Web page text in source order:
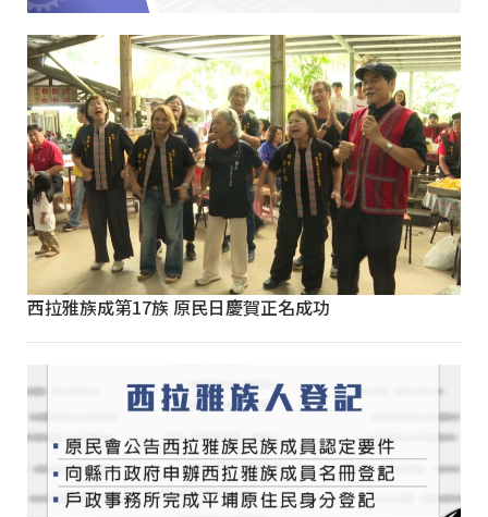
西拉雅族成第17族 原民日慶賀正名成功